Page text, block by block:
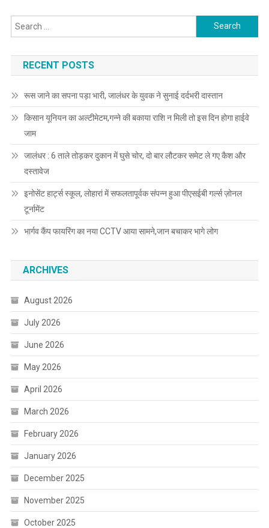
Search for:
RECENT POSTS
रूस जाने का सपना पड़ा भारी, जालंधर के युवक ने सुनाई दर्दभरी दास्तान
किसान यूनियन का अल्टीमेटम,गन्ने की बकाया राशि न मिली तो इस दिन होगा हाईवे
जाम
जालंधर : 6 ताले तोड़कर दुकान में घुसे चोर, दो बार लौटकर समेट ले गए कैश और
दस्तावेज
इनोसेंट हार्ट्स स्कूल, लोहारां में सफलतापूर्वक संपन्न हुआ पीएसईबी गर्ल्स ज़ोनल
टूर्नामेंट
भार्गव कैंप फायरिंग का नया CCTV आया सामने,जान बचाकर भागे लोग
ARCHIVES
August 2026
July 2026
June 2026
May 2026
April 2026
March 2026
February 2026
January 2026
December 2025
November 2025
October 2025